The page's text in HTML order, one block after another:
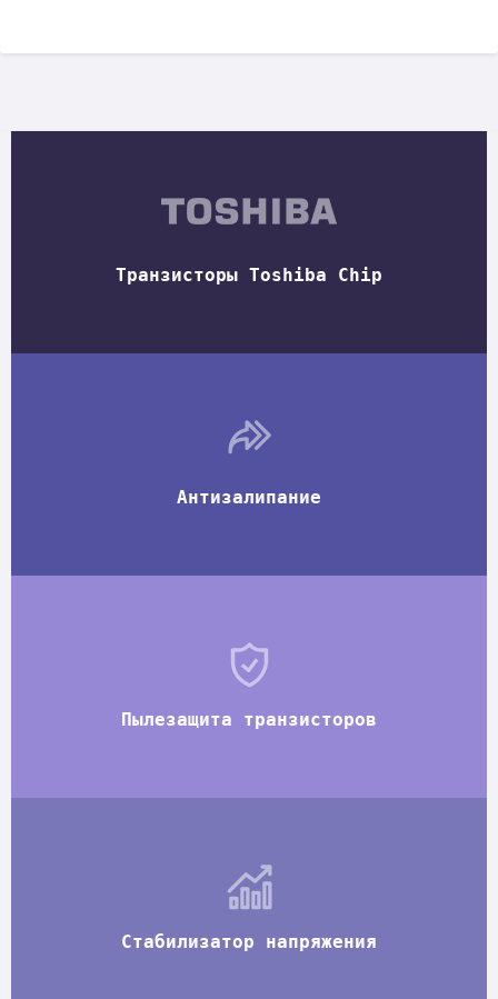
Транзисторы Toshiba Chip
Антизалипание
Пылезащита транзисторов
Стабилизатор напряжения